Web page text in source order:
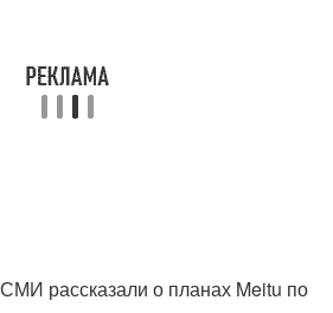
рассказали о планах Meitu по